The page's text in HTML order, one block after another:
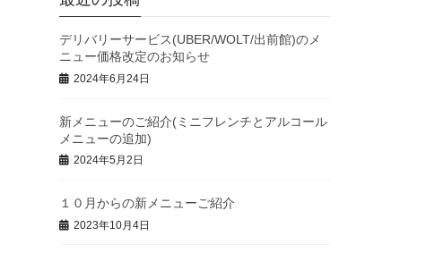
デリバリーサービス(UBER/WOLT/出前館)のメ
ニュー価格改定のお知らせ
2024年6月24日
新メニューのご紹介(ミニフレンチとアルコール
メニューの追加)
2024年5月2日
１０月からの新メニューご紹介
2023年10月4日